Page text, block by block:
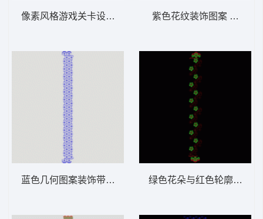
像素风格游戏关卡设计 窗帘
蓝色几何图案装饰带 窗帘
紫色花纹装饰图案 窗帘
绿色花朵与红色轮廓装饰图